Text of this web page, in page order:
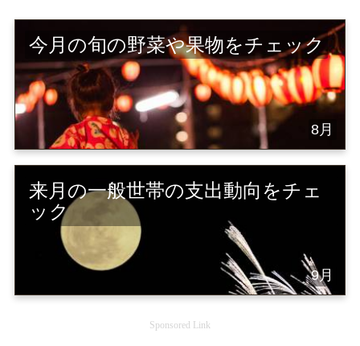
今月の旬の野菜や果物をチェック
8月
来月の一般世帯の支出動向をチェ
ック
9月
Sponsored Link